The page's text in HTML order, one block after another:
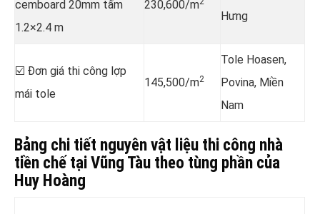
cemboard 20mm tấm
1.2×2.4 m
230,600/m
Hưng
☑️ Đơn giá thi công lợp
mái tole
145,500/m2
Tole Hoasen,
Povina, Miền
Nam
Bảng chi tiết nguyên vật liệu thi công nhà
tiền chế tại Vũng Tàu theo tùng phần của
Huy Hoàng